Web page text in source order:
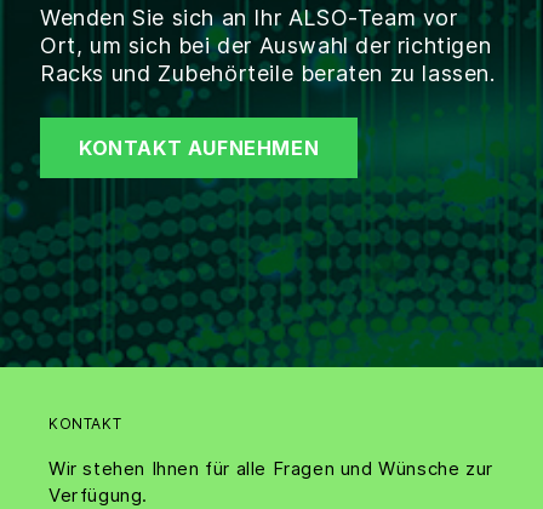
Wenden Sie sich an Ihr ALSO-Team vor
Ort, um sich bei der Auswahl der richtigen
Racks und Zubehörteile beraten zu lassen.
KONTAKT AUFNEHMEN
KONTAKT
Wir stehen Ihnen für alle Fragen und Wünsche zur
Verfügung.